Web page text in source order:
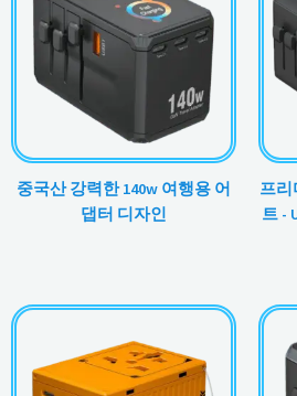
중국산 강력한 140w 여행용 어
댑터 디자인
프리
트 -